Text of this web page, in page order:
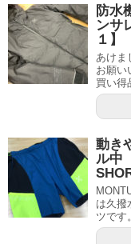
防水
ンサ
１】
あけま
お願い
買い得
動き
ル中
は久撥
ツです。